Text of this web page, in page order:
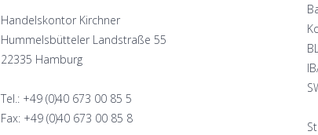
Handelskontor Kirchner
Hummelsbütteler Landstraße 55
22335 Hamburg
Tel.: +49 (0)40 673 00 85 5
Fax: +49 (0)40 673 00 85 8